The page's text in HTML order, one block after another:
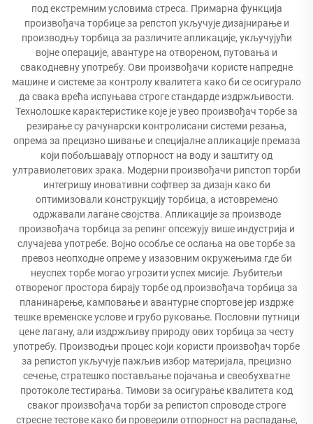
под екстремним условима стреса. Примарна функција
произвођача торбице за репстоп укључује дизајнирање и
производњу торбица за различите апликације, укључујући
војне операције, авантуре на отвореном, путовања и
свакодневну употребу. Ови произвођачи користе напредне
машине и системе за контролу квалитета како би се осигурало
да свака врећа испуњава строге стандарде издржљивости.
Технолошке карактеристике које је увео произвођач торбе за
резирање су рачунарски контролисани системи резања,
опрема за прецизно шивање и специјалне апликације премаза
који побољшавају отпорност на воду и заштиту од
ултравиолетових зрака. Модерни произвођачи рипстоп торби
интегришу иновативни софтвер за дизајн како би
оптимизовали конструкцију торбица, а истовремено
одржавали лагане својства. Апликације за производе
произвођача торбица за репинг опсежују више индустрија и
случајева употребе. Војно особље се ослања на ове торбе за
превоз неопходне опреме у изазовним окружењима где би
неуспех торбе могао угрозити успех мисије. Љубитељи
отвореног простора бирају торбе од произвођача торбица за
планинарење, камповање и авантурне спортове јер издрже
тешке временске услове и грубо руковање. Пословни путници
цене лагану, али издржљиву природу ових торбица за честу
употребу. Производњи процес који користи произвођач торбе
за репистоп укључује пажљив избор материјала, прецизно
сечење, стратешко постављање појачања и свеобухватне
протоколе тестирања. Тимови за осигурање квалитета код
сваког произвођача торби за репистоп спроводе строге
стресне тестове како би проверили отпорност на распадање,